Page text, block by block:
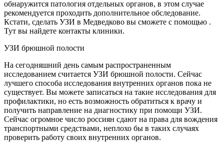
обнаружится патология отдельных органов, в этом случае
рекомендуется проходить дополнительное обследование.
Кстати, сделать УЗИ в Медведково вы сможете с помощью .
Тут вы найдете контакты клиники.
УЗИ брюшной полости
На сегодняшний день самым распространенным
исследованием считается УЗИ брюшной полости. Сейчас
лучшего способа исследования внутренних органов пока не
существует. Вы можете записаться на такие исследования для
профилактики, но есть возможность обратиться к врачу и
получить направление на диагностику при помощи УЗИ.
Сейчас огромное число россиян сдают на права для вождения
транспортными средствами, неплохо бы в таких случаях
проверить работу своих внутренних органов.